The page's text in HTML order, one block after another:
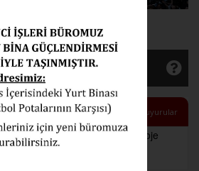
●●●●●●
Tüm Duyurular
İklim Değişikliği Konferansı Proje
11 Ağustos'a Kadar Uzatıldı